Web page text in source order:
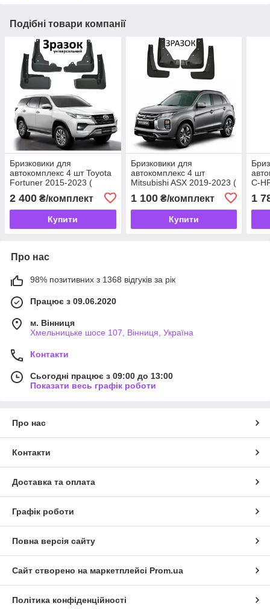
Подібні товари компанії
Бризковики для
автокомплекс 4 шт Toyota
Fortuner 2015-2023 (
2 400 ₴/комплект
Купити
Бризковики для
автокомплекс 4 шт
Mitsubishi ASX 2019-2023 (
1 100₴/комплект
Купити
C-
1
Про нас
98% позитивних з 1368 відгуків за рік
Працює з 09.06.2020
м. Вінниця
Хмельницьке шосе 107, Вінниця, Україна
Контакти
Сьогодні працює з 09:00 до 13:00
Показати весь графік роботи
Про нас
Контакти
Доставка та оплата
Графік роботи
Повна версія сайту
Сайт створено на маркетплейсі Prom.ua
Політика конфіденційності